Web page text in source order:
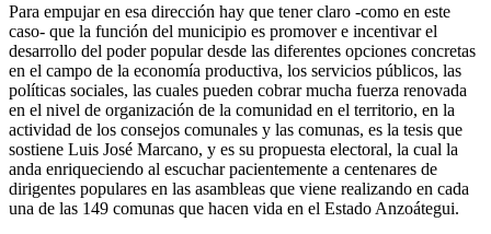
Para empujar en esa dirección hay que tener claro -como en este
caso- que la función del municipio es promover e incentivar el
desarrollo del poder popular desde las diferentes opciones concretas
en el campo de la economía productiva, los servicios públicos, las
políticas sociales, las cuales pueden cobrar mucha fuerza renovada
en el nivel de organización de la comunidad en el territorio, en la
actividad de los consejos comunales y las comunas, es la tesis que
sostiene Luis José Marcano, y es su propuesta electoral, la cual la
anda enriqueciendo al escuchar pacientemente a centenares de
dirigentes populares en las asambleas que viene realizando en cada
una de las 149 comunas que hacen vida en el Estado Anzoátegui.